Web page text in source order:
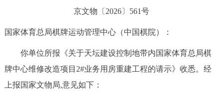
京文物〔2026〕561号
国家体育总局棋牌运动管理中心（中国棋院）：
你单位所报《关于天坛建设控制地带内国家体育总局棋
牌中心维修改造项目2#业务用房重建工程的请示》收悉。经
上报国家文物局,意见如下：